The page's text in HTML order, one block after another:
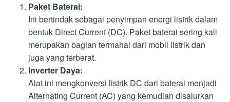
Paket Baterai:
Ini bertindak sebagai penyimpan energi listrik dalam
bentuk Direct Current (DC). Paket baterai sering kali
merupakan bagian termahal dari mobil listrik dan
juga yang terberat.
Inverter Daya:
Alat ini mengkonversi listrik DC dari baterai menjadi
Alternating Current (AC) yang kemudian disalurkan